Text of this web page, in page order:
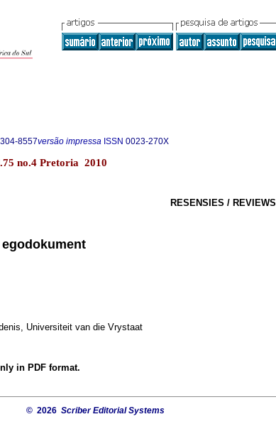
8557versão impressa ISSN 0023-270X
no.4 Pretoria 2010
RESENSIES / REVIEWS
Universiteit van die Vrystaat
in PDF format.
© 2026 Scriber Editorial Systems